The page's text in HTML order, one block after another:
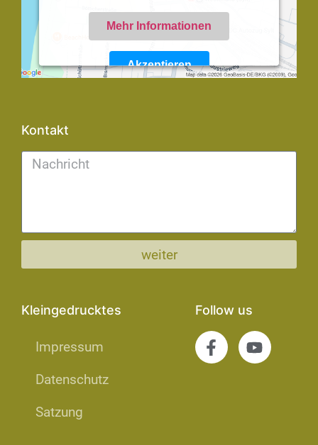
Mehr Informationen
Akzeptieren
Kontakt
weiter
Kleingedrucktes
Impressum
Datenschutz
Satzung
Follow us